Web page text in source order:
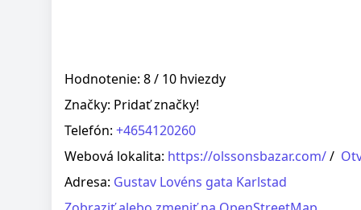
Hodnotenie: 8 / 10 hviezdy
Značky: Pridať značky!
Telefón: +4654120260
Webová lokalita: https://olssonsbazar.com//
Adresa: Gustav Lovéns gata Karlstad